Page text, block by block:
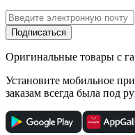
Подписаться
Оригинальные товары с
Установите мобильное
заказам всегда была под